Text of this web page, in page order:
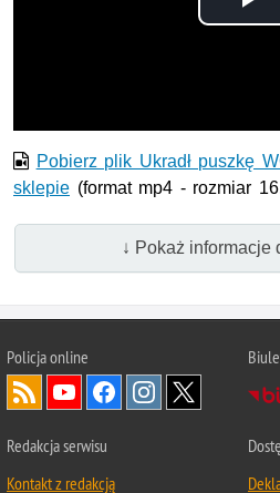
Pobierz plik Ukradł puszkę
sklepie (format mp4 - rozmiar
↓ Pokaż informacje
Policja online
Redakcja serwisu
Kontakt z redakcją